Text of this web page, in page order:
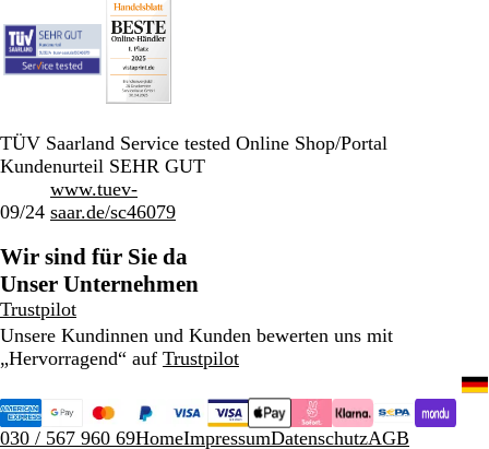
TÜV Saarland Service tested Online Shop/Portal
Kundenurteil SEHR GUT
09/24
www.tuev-
saar.de/sc46079
Wir sind für Sie da
Unser Unternehmen
Trustpilot
Unsere Kundinnen und Kunden bewerten uns mit
„Hervorragend“ auf Trustpilot
030 / 567 960 69HomeImpressumDatenschutzAGB